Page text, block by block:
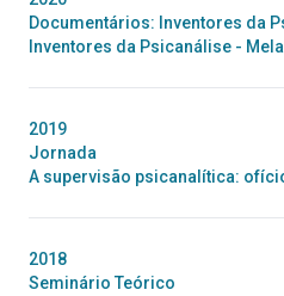
Documentários: Inventores da
Inventores da Psicanálise -
2019
Jornada
A supervisão psicanalítica:
2018
Seminário Teórico